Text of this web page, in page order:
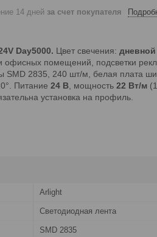
14 дней за счет покупателя
Day5000. Цвет свечения:
помещений, подсветки
SMD 2835, 240 шт/м, белая плата
Питание 24 В , мощность 22 Вт/м
установка на профиль.
Arlight
Светодиодная лента
SMD 2835